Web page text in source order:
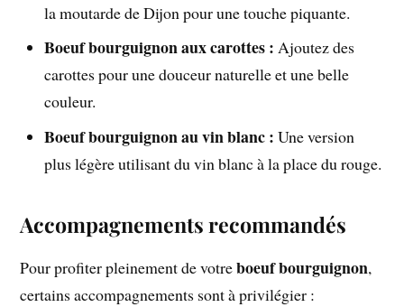
la moutarde de Dijon pour une touche piquante.
Boeuf bourguignon aux carottes : Ajoutez des
carottes pour une douceur naturelle et une belle
couleur.
Boeuf bourguignon au vin blanc : Une version
plus légère utilisant du vin blanc à la place du rouge.
Accompagnements recommandés
Pour profiter pleinement de votreboeuf bourguignon,
certains accompagnements sont à privilégier :